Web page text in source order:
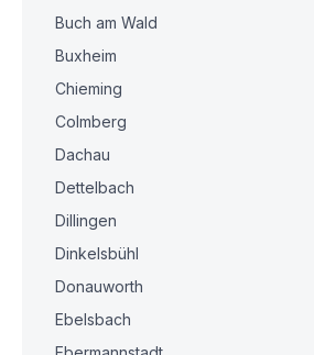
Buch am Wald
Buxheim
Chieming
Colmberg
Dachau
Dettelbach
Dillingen
Dinkelsbühl
Donauworth
Ebelsbach